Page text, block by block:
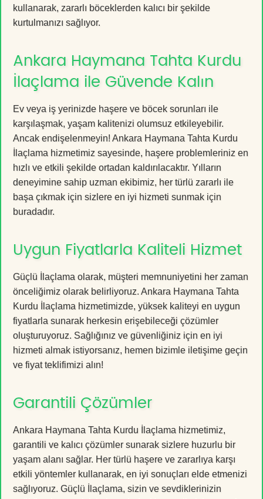
kullanarak, zararlı böceklerden kalıcı bir şekilde
kurtulmanızı sağlıyor.
Ankara Haymana Tahta Kurdu
İlaçlama ile Güvende Kalın
Ev veya iş yerinizde haşere ve böcek sorunları ile
karşılaşmak, yaşam kalitenizi olumsuz etkileyebilir.
Ancak endişelenmeyin! Ankara Haymana Tahta Kurdu
İlaçlama hizmetimiz sayesinde, haşere problemleriniz en
hızlı ve etkili şekilde ortadan kaldırılacaktır. Yılların
deneyimine sahip uzman ekibimiz, her türlü zararlı ile
başa çıkmak için sizlere en iyi hizmeti sunmak için
buradadır.
Uygun Fiyatlarla Kaliteli Hizmet
Güçlü İlaçlama olarak, müşteri memnuniyetini her zaman
önceliğimiz olarak belirliyoruz. Ankara Haymana Tahta
Kurdu İlaçlama hizmetimizde, yüksek kaliteyi en uygun
fiyatlarla sunarak herkesin erişebileceği çözümler
oluşturuyoruz. Sağlığınız ve güvenliğiniz için en iyi
hizmeti almak istiyorsanız, hemen bizimle iletişime geçin
ve fiyat teklifimizi alın!
Garantili Çözümler
Ankara Haymana Tahta Kurdu İlaçlama hizmetimiz,
garantili ve kalıcı çözümler sunarak sizlere huzurlu bir
yaşam alanı sağlar. Her türlü haşere ve zararlıya karşı
etkili yöntemler kullanarak, en iyi sonuçları elde etmenizi
sağlıyoruz. Güçlü İlaçlama, sizin ve sevdiklerinizin